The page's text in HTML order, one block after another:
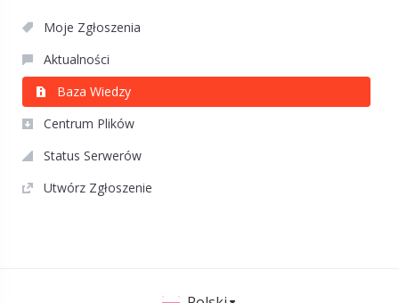
Moje Zgłoszenia
Aktualności
Baza Wiedzy
Centrum Plików
Status Serwerów
Utwórz Zgłoszenie